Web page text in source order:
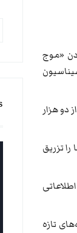
در کشور و در راه بودن «موج
دو هزار
واکسن کرونا را تزریق
تازه